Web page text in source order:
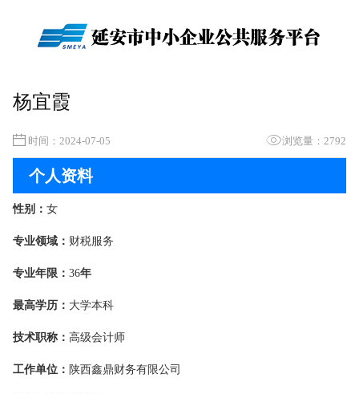
杨宜霞
时间：2024-07-05 浏览量：2792
个人资料
性别：女
专业领域： 财税服务
专业年限：36年
最高学历： 大学本科
技术职称：高级会计师
工作单位： 陕西鑫鼎财务有限公司